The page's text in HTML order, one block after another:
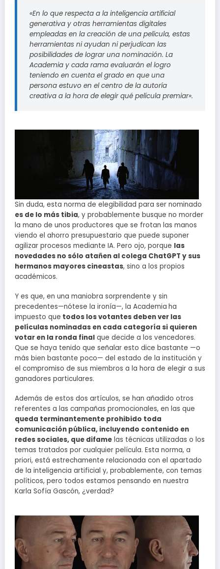
«En lo que respecta a la inteligencia artificial
generativa y otras herramientas digitales
empleadas en la creación de una película, estas
herramientas ni ayudan ni perjudican las
posibilidades de lograr una nominación. La
Academia y cada rama evaluarán el logro
teniendo en cuenta el grado en que una
persona estuvo en el centro de la autoría
creativa a la hora de elegir qué película premiar».
Sin duda, esta norma de elegibilidad para ser nominado
es de lo más tibia, y probablemente busque no morder
la mano de unos productores que se frotan las manos
viendo el ahorro presupuestario que puede suponer
agilizar procesos mediante IA. Pero ojo, porque las
novedades no sólo atañen al colega ChatGPT y sus
hermanos mayores cineastas, sino a los propios
académicos.
Y es que, en una maniobra sorprendente y sin
precedentes—nótese la ironía—, la Academia ha
impuesto que todos los votantes deben ver las
películas nominadas en cada categoría si quieren
votar en la ronda final que decide a los vencedores.
Que se haya tenido que señalar esto dice bastante —o
más bien bastante poco— del estado de la institución y
el compromiso de sus miembros a la hora de elegir a sus
ganadores particulares.
Además de estos dos artículos, se han añadido otros
referentes a las campañas promocionales, en las que
queda terminantemente prohibido toda
comunicación pública, incluyendo contenido en
redes sociales, que difame las técnicas utilizadas o los
temas tratados por cualquier película. Esta norma, a
priori, está estrechamente relacionada con el apartado
de la inteligencia artificial y, probablemente, con temas
políticos, pero todos estamos pensando en nuestra
Karla Sofía Gascón, ¿verdad?